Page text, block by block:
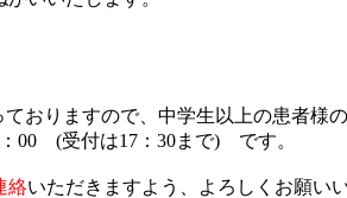
おりますので、中学生以上の患者様の
00 (受付は17：30まで) です。
絡いただきますよう、よろしくお願い